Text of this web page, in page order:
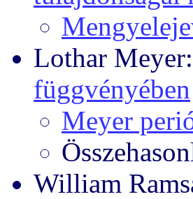
Lothar Meyer:
függvényében
Meyer
William